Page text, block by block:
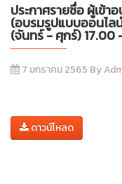
ประกาศรายชื่อ ผู้เข้
(อบรมรูปแบบออนไล
(จันทร์ - ศุกร์) 17.00
7 มกราคม 2565 By
ดาวน์โหลด